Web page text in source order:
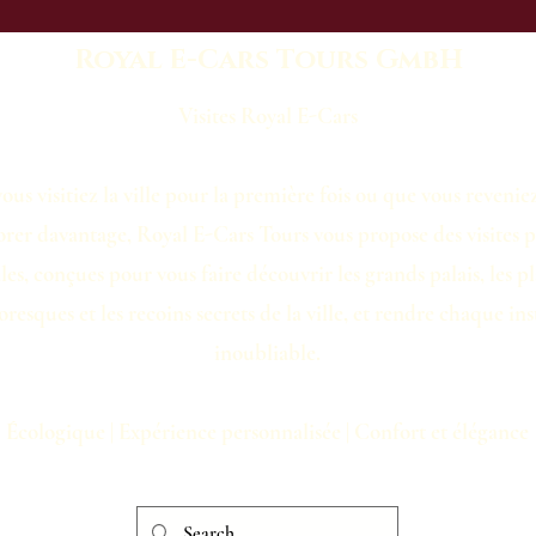
Royal E-Cars Tours GmbH
Visites Royal E-Cars
visitiez la ville pour la première fois ou que vous
davantage, Royal E-Cars Tours vous propose des visites
conçues pour vous faire découvrir les grands palais, les
et les recoins secrets de la ville, et rendre chaque
inoubliable.
Écologique | Expérience personnalisée | Confort et élégance